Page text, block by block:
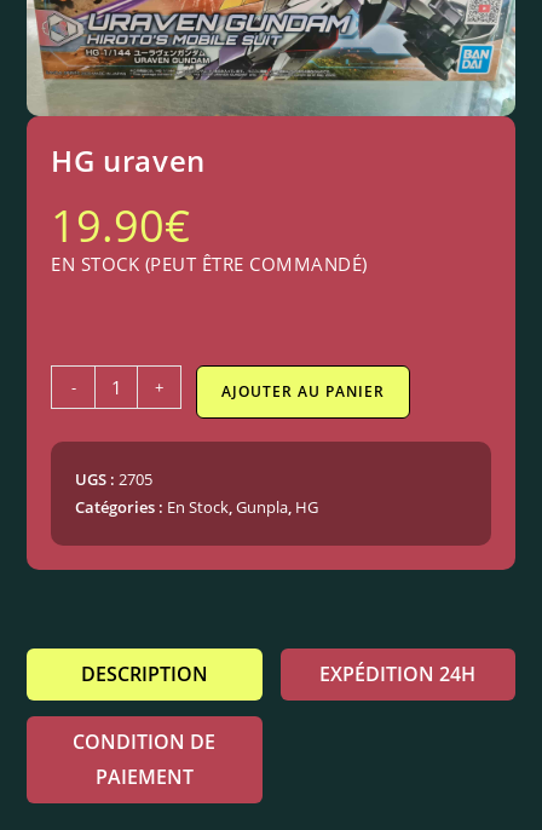
HG uraven
19.90€
EN STOCK (PEUT ÊTRE COMMANDÉ)
- + AJOUTER AU PANIER
UGS :2705
Catégories : En Stock,Gunpla, HG
DESCRIPTION EXPÉDITION 24H
CONDITION DE
PAIEMENT